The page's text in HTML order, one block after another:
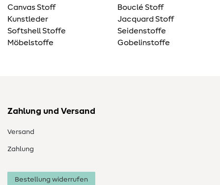
Canvas Stoff
Kunstleder
Softshell Stoffe
Möbelstoffe
Bouclé Stoff
Jacquard Stoff
Seidenstoffe
Gobelinstoffe
Zahlung und Versand
Versand
Zahlung
Bestellung widerrufen